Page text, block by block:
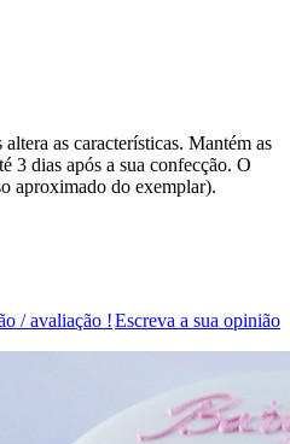
as características. Mantém as
3 dias após a sua confecção. O
aproximado do exemplar).
Escreva a sua opinião
/ avaliação !